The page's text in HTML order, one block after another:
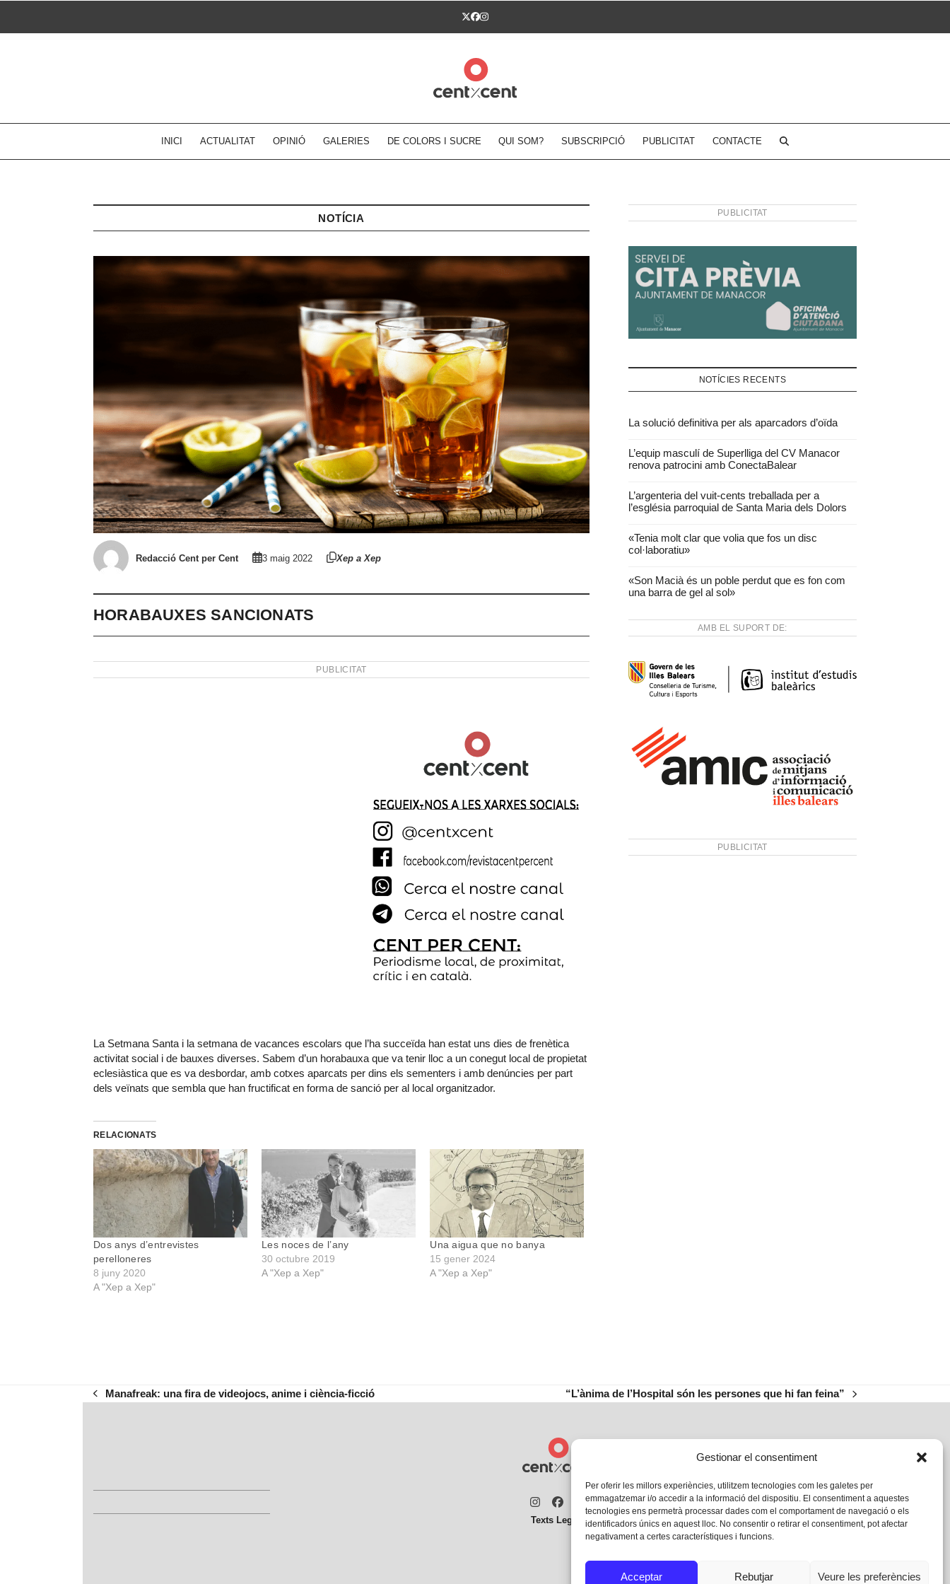
Gestionar el consentiment
Per oferir les millors experiències, utilitzem tecnologies com les galetes per
emmagatzemar i/o accedir a la informació del dispositiu. El consentiment a aquestes
tecnologies ens permetrà processar dades com el comportament de navegació o els
identificadors únics en aquest lloc. No consentir o retirar el consentiment, pot afectar
negativament a certes característiques i funcions.
Acceptar Rebutjar Veure les preferències
Twitter
Facebook
Instagram
INICI ACTUALITAT OPINIÓ GALERIES DE COLORS I SUCRE QUI SOM? SUBSCRIPCIÓ PUBLICITAT CONTACTE
NOTÍCIA
Redacció Cent per Cent 3 maig 2022 Xep a Xep
HORABAUXES SANCIONATS
PUBLICITAT
La Setmana Santa i la setmana de vacances escolars que l’ha succeïda han estat uns dies de frenètica
activitat social i de bauxes diverses. Sabem d’un horabauxa que va tenir lloc a un conegut local de propietat
eclesiàstica que es va desbordar, amb cotxes aparcats per dins els sementers i amb denúncies per part
dels veïnats que sembla que han fructificat en forma de sanció per al local organitzador.
RELACIONATS
Dos anys d’entrevistes
perelloneres
8 juny 2020
A "Xep a Xep"
Les noces de l’any
30 octubre 2019
A "Xep a Xep"
Una aigua que no banya
15 gener 2024
A "Xep a Xep"
PUBLICITAT
NOTÍCIES RECENTS
La solució definitiva per als aparcadors d’oïda
L’equip masculí de Superlliga del CV Manacor
renova patrocini amb ConectaBalear
L’argenteria del vuit-cents treballada per a
l’església parroquial de Santa Maria dels Dolors
«Tenia molt clar que volia que fos un disc
col·laboratiu»
«Son Macià és un poble perdut que es fon com
una barra de gel al sol»
AMB EL SUPORT DE:
PUBLICITAT
previous
Manafreak: una fira de videojocs, anime i ciència-ficció
next
“L’ànima de l’Hospital són les persones que hi fan feina”
Instagram
Facebook
Twitter
Texts Legals